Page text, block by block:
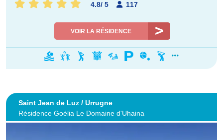
4.8/ 5 117
VOIR LA RÉSIDENCE
Saint Jean de Luz / Urrugne
Résidence Goélia Le Domaine d'Uhaina